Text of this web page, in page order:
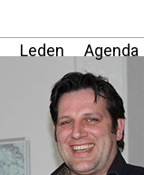
Leden Agenda